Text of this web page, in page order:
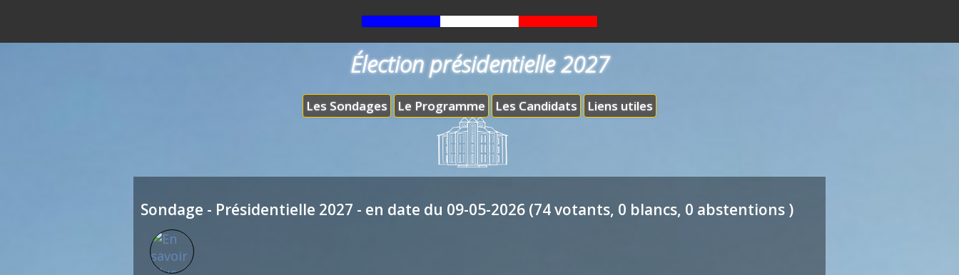
Les Sondages Le Programme Les Candidats Liens utiles
Élection présidentielle 2027
Sondage - Présidentielle 2027 - en date du 09-05-2026 (74 votants, 0 blancs, 0 abstentions )